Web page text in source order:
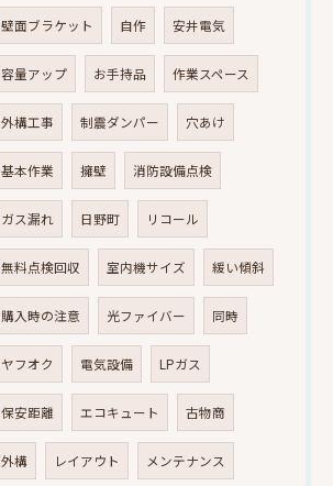
壁面ブラケット 自作 安井電気
容量アップ お手持品 作業スペース
外構工事 制震ダンパー 穴あけ
基本作業 擁壁 消防設備点検
ガス漏れ 日野町 リコール
無料点検回収 室内機サイズ 緩い傾斜
購入時の注意 光ファイバー 同時
ヤフオク 電気設備 LPガス
保安距離 エコキュート 古物商
外構 レイアウト メンテナンス